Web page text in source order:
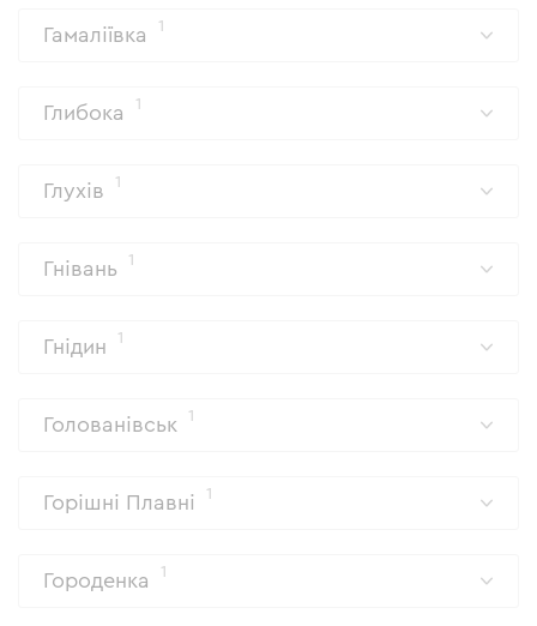
Гамаліївка 1
Глибока 1
Глухів 1
Гнівань 1
Гнідин 1
Голованівськ 1
Горішні Плавні 1
Городенка 1